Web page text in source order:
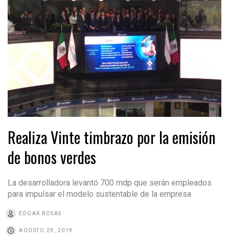
Realiza Vinte timbrazo por la emisión
de bonos verdes
La desarrolladora levantó 700 mdp que serán empleados
para impulsar el modelo sustentable de la empresa
EDGAR ROSAS
AGOSTO 29, 2019